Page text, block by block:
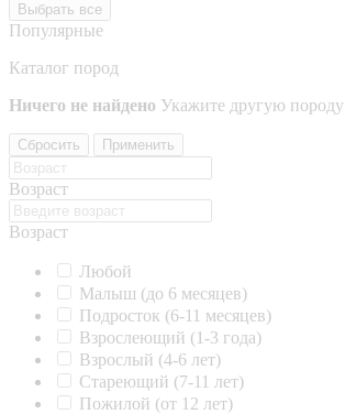
Выбрать все
Популярные
Каталог пород
Ничего не найдено Укажите другую породу
Сбросить Применить
Возраст
Возраст
Любой
Малыш (до 6 месяцев)
Подросток (6-11 месяцев)
Взрослеющий (1-3 года)
Взрослый (4-6 лет)
Стареющий (7-11 лет)
Пожилой (от 12 лет)